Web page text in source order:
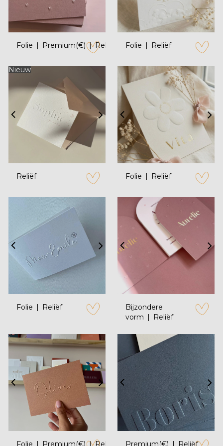
Folie Premium(€) Reliëf
zet op verlanglijstje
Folie Reliëf
zet op
Nieuw
Reliëf
zet op verlanglijstje
Folie Reliëf
zet op
Folie Reliëf
zet op verlanglijstje
Bijzondere
vorm
Reliëf zet op
Folie Premium(€) Reliëf Premium(€) Reliëf